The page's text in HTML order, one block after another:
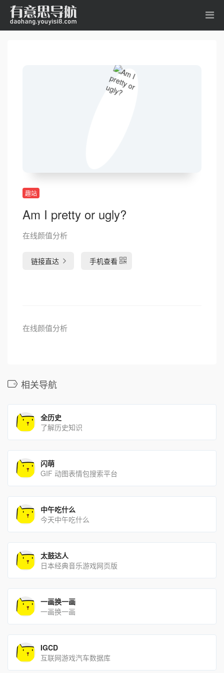
趣站
Am I pretty or ugly?
在线颜值分析
链接直达 手机查看
在线颜值分析
相关导航
全历史
了解历史知识
闪萌
GIF 动图表情包搜索平台
中午吃什么
今天中午吃什么
太鼓达人
日本经典音乐游戏网页版
一画换一画
一画换一画
IGCD
互联网游戏汽车数据库